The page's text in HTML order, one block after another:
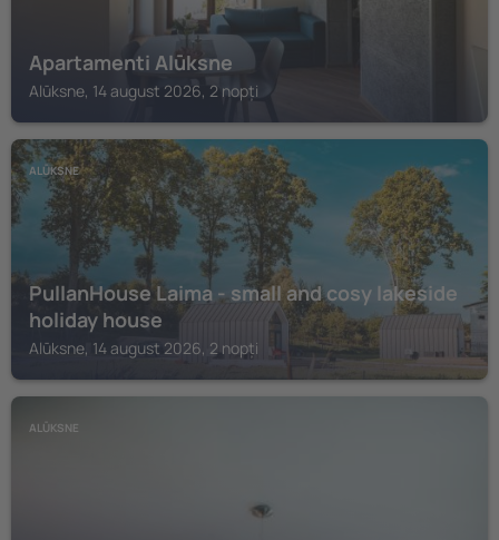
Apartamenti Alūksne
Alūksne, 14 august 2026, 2 nopți
ALŪKSNE
PullanHouse Laima - small and cosy lakeside
holiday house
Alūksne, 14 august 2026, 2 nopți
ALŪKSNE